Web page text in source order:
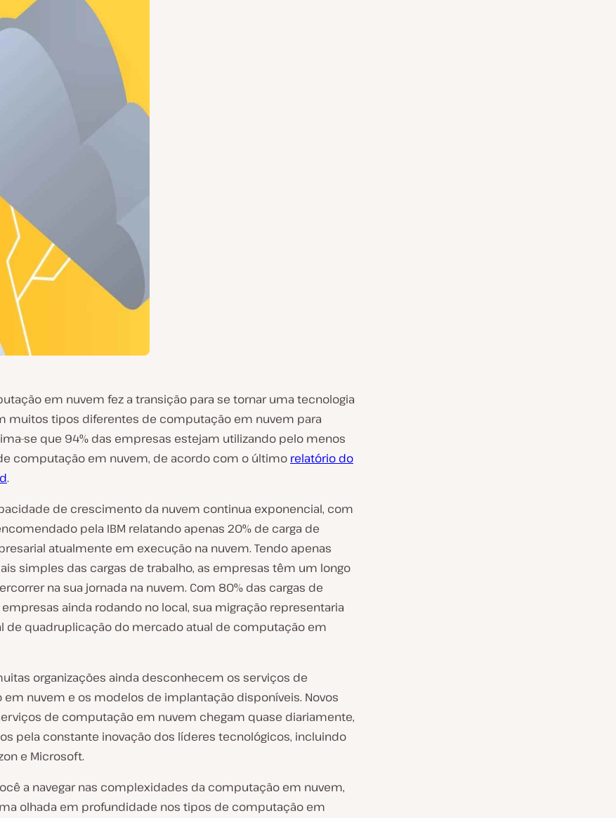
em nuvem fez a transição para se tornar uma tecnologia
muitos tipos diferentes de computação em nuvem para
se que 94% das empresas estejam utilizando pelo menos
computação em nuvem, de acordo com o último relatório do
.
de crescimento da nuvem continua exponencial, com
pela IBM relatando apenas 20% de carga de
atualmente em execução na nuvem. Tendo apenas
simples das cargas de trabalho, as empresas têm um longo
na sua jornada na nuvem. Com 80% das cargas de
ainda rodando no local, sua migração representaria
de quadruplicação do mercado atual de computação em
organizações ainda desconhecem os serviços de
nuvem e os modelos de implantação disponíveis. Novos
de computação em nuvem chegam quase diariamente,
pela constante inovação dos líderes tecnológicos, incluindo
e Microsoft.
a navegar nas complexidades da computação em nuvem,
olhada em profundidade nos tipos de computação em